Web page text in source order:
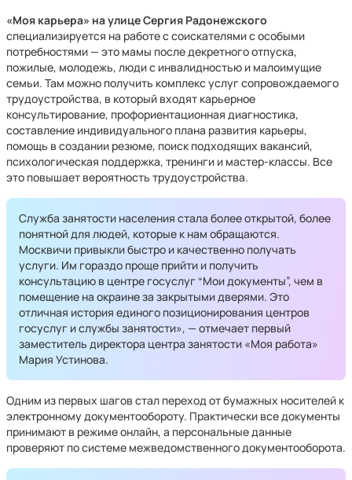
«Моя карьера» на улице Сергия Радонежского
специализируется на работе с соискателями с особыми
потребностями — это мамы после декретного отпуска,
пожилые, молодежь, люди с инвалидностью и малоимущие
семьи. Там можно получить комплекс услуг сопровождаемого
трудоустройства, в который входят карьерное
консультирование, профориентационная диагностика,
составление индивидуального плана развития карьеры,
помощь в создании резюме, поиск подходящих вакансий,
психологическая поддержка, тренинги и мастер-классы. Все
это повышает вероятность трудоустройства.
Служба занятости населения стала более открытой, более
понятной для людей, которые к нам обращаются.
Москвичи привыкли быстро и качественно получать
услуги. Им гораздо проще прийти и получить
консультацию в центре госуслуг “Мои документы”, чем в
помещение на окраине за закрытыми дверями. Это
отличная история единого позиционирования центров
госуслуг и службы занятости», — отмечает первый
заместитель директора центра занятости «Моя работа»
Мария Устинова.
Одним из первых шагов стал переход от бумажных носителей к
электронному документообороту. Практически все документы
принимают в режиме онлайн, а персональные данные
проверяют по системе межведомственного документооборота.